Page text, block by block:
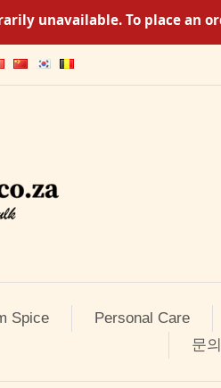
unavailable. To place an
Spice Personal Care
문